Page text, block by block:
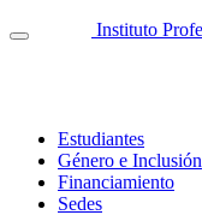
Instituto
Estudiantes
Género e Inclusión
Financiamiento
Sedes